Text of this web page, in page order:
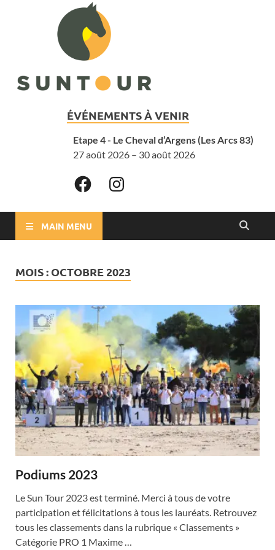
ÉVÉNEMENTS À VENIR
Etape 4 - Le Cheval d’Argens (Les Arcs 83)
27 août 2026 – 30 août 2026
MAIN MENU
MOIS : OCTOBRE 2023
Podiums 2023
Le Sun Tour 2023 est terminé. Merci à tous de votre
participation et félicitations à tous les lauréats. Retrouvez
tous les classements dans la rubrique « Classements »
Catégorie PRO 1 Maxime …